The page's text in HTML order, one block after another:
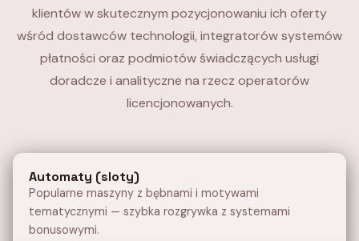
klientów w skutecznym pozycjonowaniu ich oferty
wśród dostawców technologii, integratorów systemów
płatności oraz podmiotów świadczących usługi
doradcze i analityczne na rzecz operatorów
licencjonowanych.
Automaty (sloty)
Popularne maszyny z bębnami i motywami
tematycznymi — szybka rozgrywka z systemami
bonusowymi.